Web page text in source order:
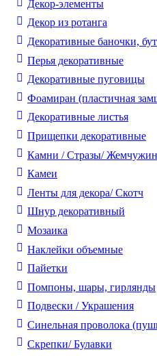
Декор-элементы
Декор из ротанга
Декоративные баночки,
Перья декоративные
Декоративные пуговицы
Фоамиран (пластичная
Декоративные листья
Прищепки декоративные
Камни / Cтразы/
Камеи
Ленты для декора/ Скотч
Шнур декоративный
Мозаика
Наклейки объемные
Пайетки
Помпоны, шары, гирлянды
Подвески / Украшения
Синельная проволока
Скрепки/ Булавки